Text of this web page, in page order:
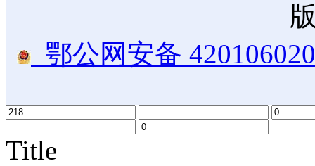
鄂公网安备
Title